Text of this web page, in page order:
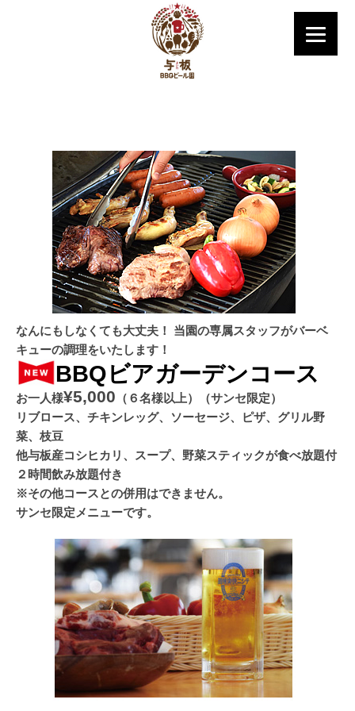
なんにもしなくても大丈夫！ 当園の専属スタッフがバーベ
キューの調理をいたします！
BBQビアガーデンコース
お一人様¥5,000 （６名様以上）（サンセ限定）
リブロース、チキンレッグ、ソーセージ、ピザ、グリル野
菜、枝豆
他与板産コシヒカリ、スープ、野菜スティックが食べ放題付
２時間飲み放題付き
※その他コースとの併用はできません。
サンセ限定メニューです。